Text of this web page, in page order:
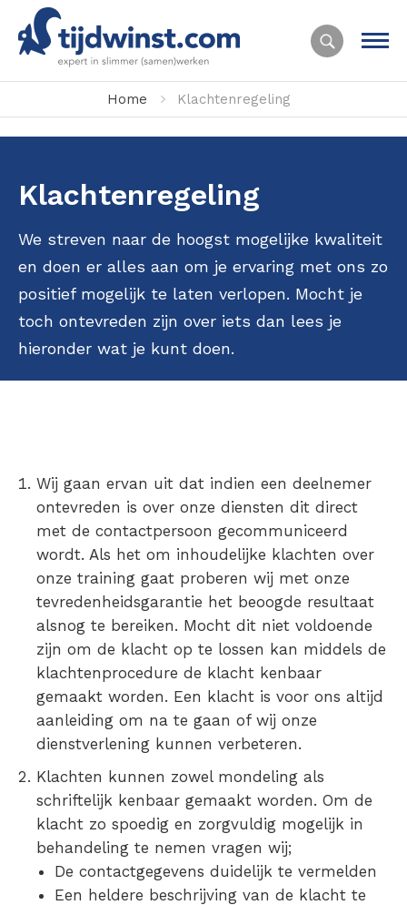
Home Klachtenregeling
Klachtenregeling
We streven naar de hoogst mogelijke kwaliteit
en doen er alles aan om je ervaring met ons zo
positief mogelijk te laten verlopen. Mocht je
toch ontevreden zijn over iets dan lees je
hieronder wat je kunt doen.
Wij gaan ervan uit dat indien een deelnemer
ontevreden is over onze diensten dit direct
met de contactpersoon gecommuniceerd
wordt. Als het om inhoudelijke klachten over
onze training gaat proberen wij met onze
tevredenheidsgarantie het beoogde resultaat
alsnog te bereiken. Mocht dit niet voldoende
zijn om de klacht op te lossen kan middels de
klachtenprocedure de klacht kenbaar
gemaakt worden. Een klacht is voor ons altijd
aanleiding om na te gaan of wij onze
dienstverlening kunnen verbeteren.
Klachten kunnen zowel mondeling als
schriftelijk kenbaar gemaakt worden. Om de
klacht zo spoedig en zorgvuldig mogelijk in
behandeling te nemen vragen wij;
De contactgegevens duidelijk te vermelden
Een heldere beschrijving van de klacht te